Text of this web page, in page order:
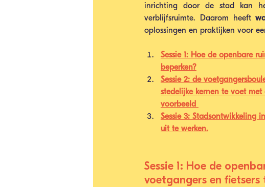
inrichting door de stad kan
verblijfsruimte. Daarom heeft
oplossingen en praktijken voor
Sessie 1: Hoe de openbare
beperken?
Sessie 2: de
stedelijke kernen te voet
voorbeeld
Sessie 3: Stadsontwikkeling
uit te werken.
Sessie 1: Hoe de
voetgangers en fietsers